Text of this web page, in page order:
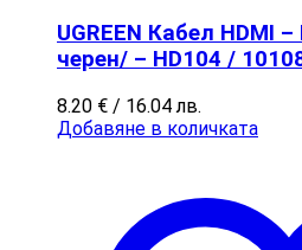
UGREEN Кабел HDMI
черен/ – HD104 /
8.20 € / 16.04 лв.
Добавяне в количката